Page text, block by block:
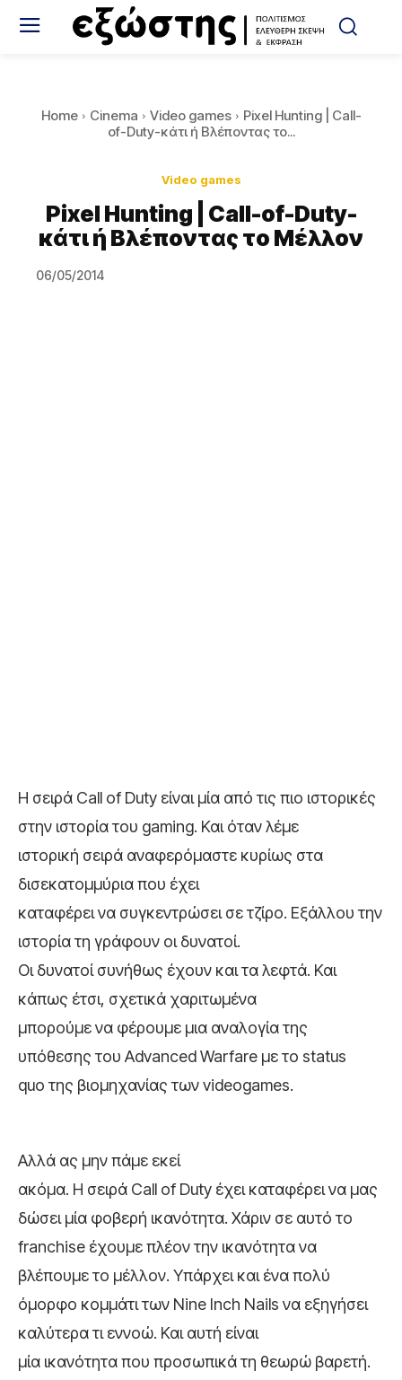
Home Cinema Video games
Pixel Hunting | Call-
of-Duty-κάτι ή Βλέποντας το...
Video games
Pixel Hunting | Call-of-Duty-
κάτι ή Βλέποντας το Μέλλον
06/05/2014
Η σειρά Call of Duty είναι μία από τις πιο ιστορικές
στην ιστορία του gaming. Και όταν λέμε
ιστορική σειρά αναφερόμαστε κυρίως στα
δισεκατομμύρια που έχει
καταφέρει να συγκεντρώσει σε τζίρο. Εξάλλου την
ιστορία τη γράφουν οι δυνατοί.
Οι δυνατοί συνήθως έχουν και τα λεφτά. Και
κάπως έτσι, σχετικά χαριτωμένα
μπορούμε να φέρουμε μια αναλογία της
υπόθεσης του Advanced Warfare με το status
quo της βιομηχανίας των videogames.
Αλλά ας μην πάμε εκεί
ακόμα. Η σειρά Call of Duty έχει καταφέρει να μας
δώσει μία φοβερή ικανότητα. Χάριν σε αυτό το
franchise έχουμε πλέον την ικανότητα να
βλέπουμε το μέλλον. Υπάρχει και ένα πολύ
όμορφο κομμάτι των Nine Inch Nails να εξηγήσει
καλύτερα τι εννοώ. Και αυτή είναι
μία ικανότητα που προσωπικά τη θεωρώ βαρετή.